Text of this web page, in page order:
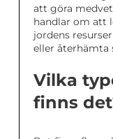
att göra
handlar om att
jordens
eller återhämta
Vilka
finns